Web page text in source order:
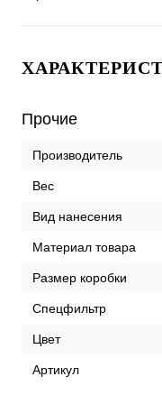
Прочие
Производитель
Вес
Вид нанесения
Материал товара
Размер коробки
Спецфильтр
Цвет
Артикул